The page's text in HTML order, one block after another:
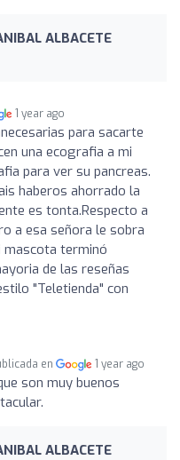
ALBACETE
1 year ago
para sacarte
una ecografia a mi
para ver su pancreas.
haberos ahorrado la
es tonta.Respecto a
a esa señora le sobra
mascota terminó
de las reseñas
"Teletienda" con
en 1 year ago
son muy buenos
ALBACETE